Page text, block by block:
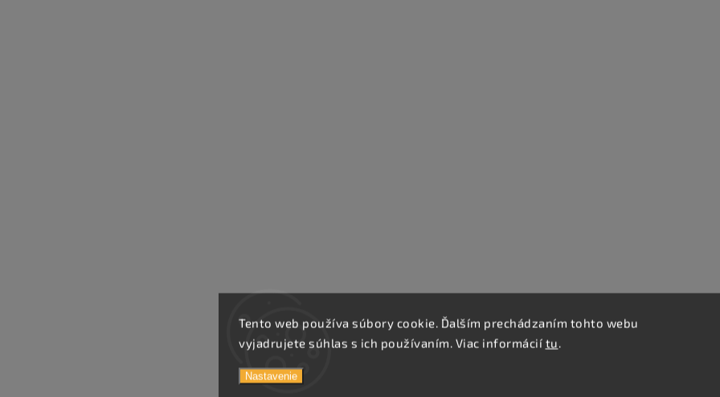
Tento web používa súbory cookie. Ďalším prechádzaním tohto webu
vyjadrujete súhlas s ich používaním. Viac informácií tu.
Nastavenie